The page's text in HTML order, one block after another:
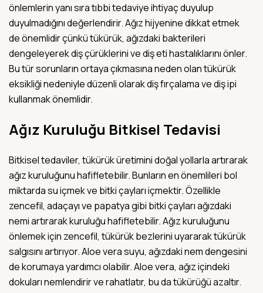
önlemlerin yanı sıra tıbbi tedaviye ihtiyaç duyulup
duyulmadığını değerlendirir. Ağız hijyenine dikkat etmek
de önemlidir çünkü tükürük, ağızdaki bakterileri
dengeleyerek diş çürüklerini ve diş eti hastalıklarını önler.
Bu tür sorunların ortaya çıkmasına neden olan tükürük
eksikliği nedeniyle düzenli olarak diş fırçalama ve diş ipi
kullanmak önemlidir.
Ağız Kuruluğu Bitkisel Tedavisi
Bitkisel tedaviler, tükürük üretimini doğal yollarla artırarak
ağız kuruluğunu hafifletebilir. Bunların en önemlileri bol
miktarda su içmek ve bitki çayları içmektir. Özellikle
zencefil, adaçayı ve papatya gibi bitki çayları ağızdaki
nemi artırarak kuruluğu hafifletebilir. Ağız kuruluğunu
önlemek için zencefil, tükürük bezlerini uyararak tükürük
salgısını artırıyor. Aloe vera suyu, ağızdaki nem dengesini
de korumaya yardımcı olabilir. Aloe vera, ağız içindeki
dokuları nemlendirir ve rahatlatır, bu da tükürüğü azaltır.